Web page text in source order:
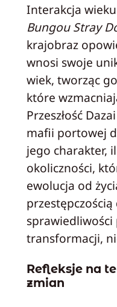
Interakcja
Bungou Stray
krajobraz
wnosi swoje
wiek, tworząc
które
Przeszłość
mafii portowej
jego charakter,
okoliczności,
ewolucja od
sprawiedliwości
transformacji,
Refleksje na
zmian